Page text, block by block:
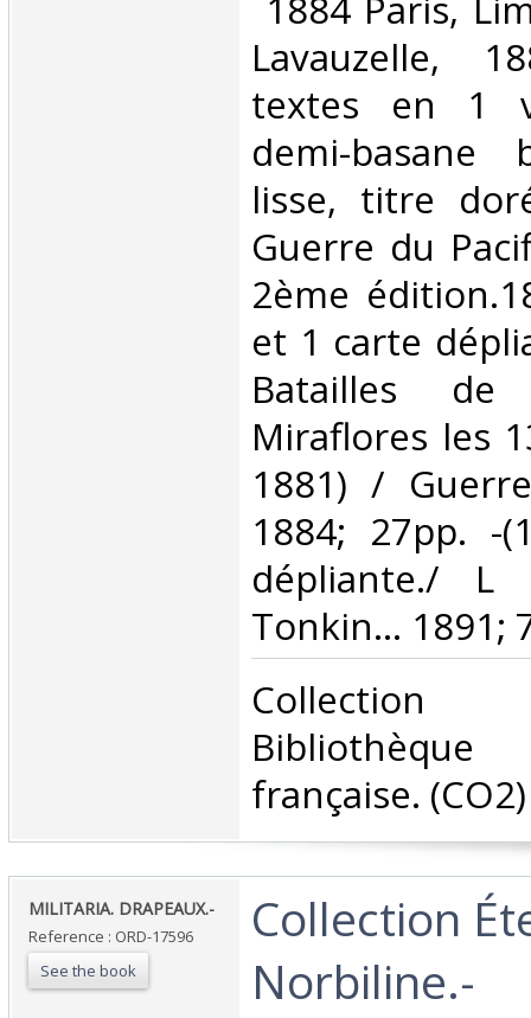
Lavauzelle,
textes en 1
demi-basane
lisse, titre
Guerre du
2ème
et 1 carte
Batailles
Miraflores les
1881) /
1884; 27pp. -
dépliante./ L
Tonkin… 1891;
française.
‎MILITARIA. DRAPEAUX.-‎
Reference : ORD-17596
See the book
‎Collection
Norbiline.-‎